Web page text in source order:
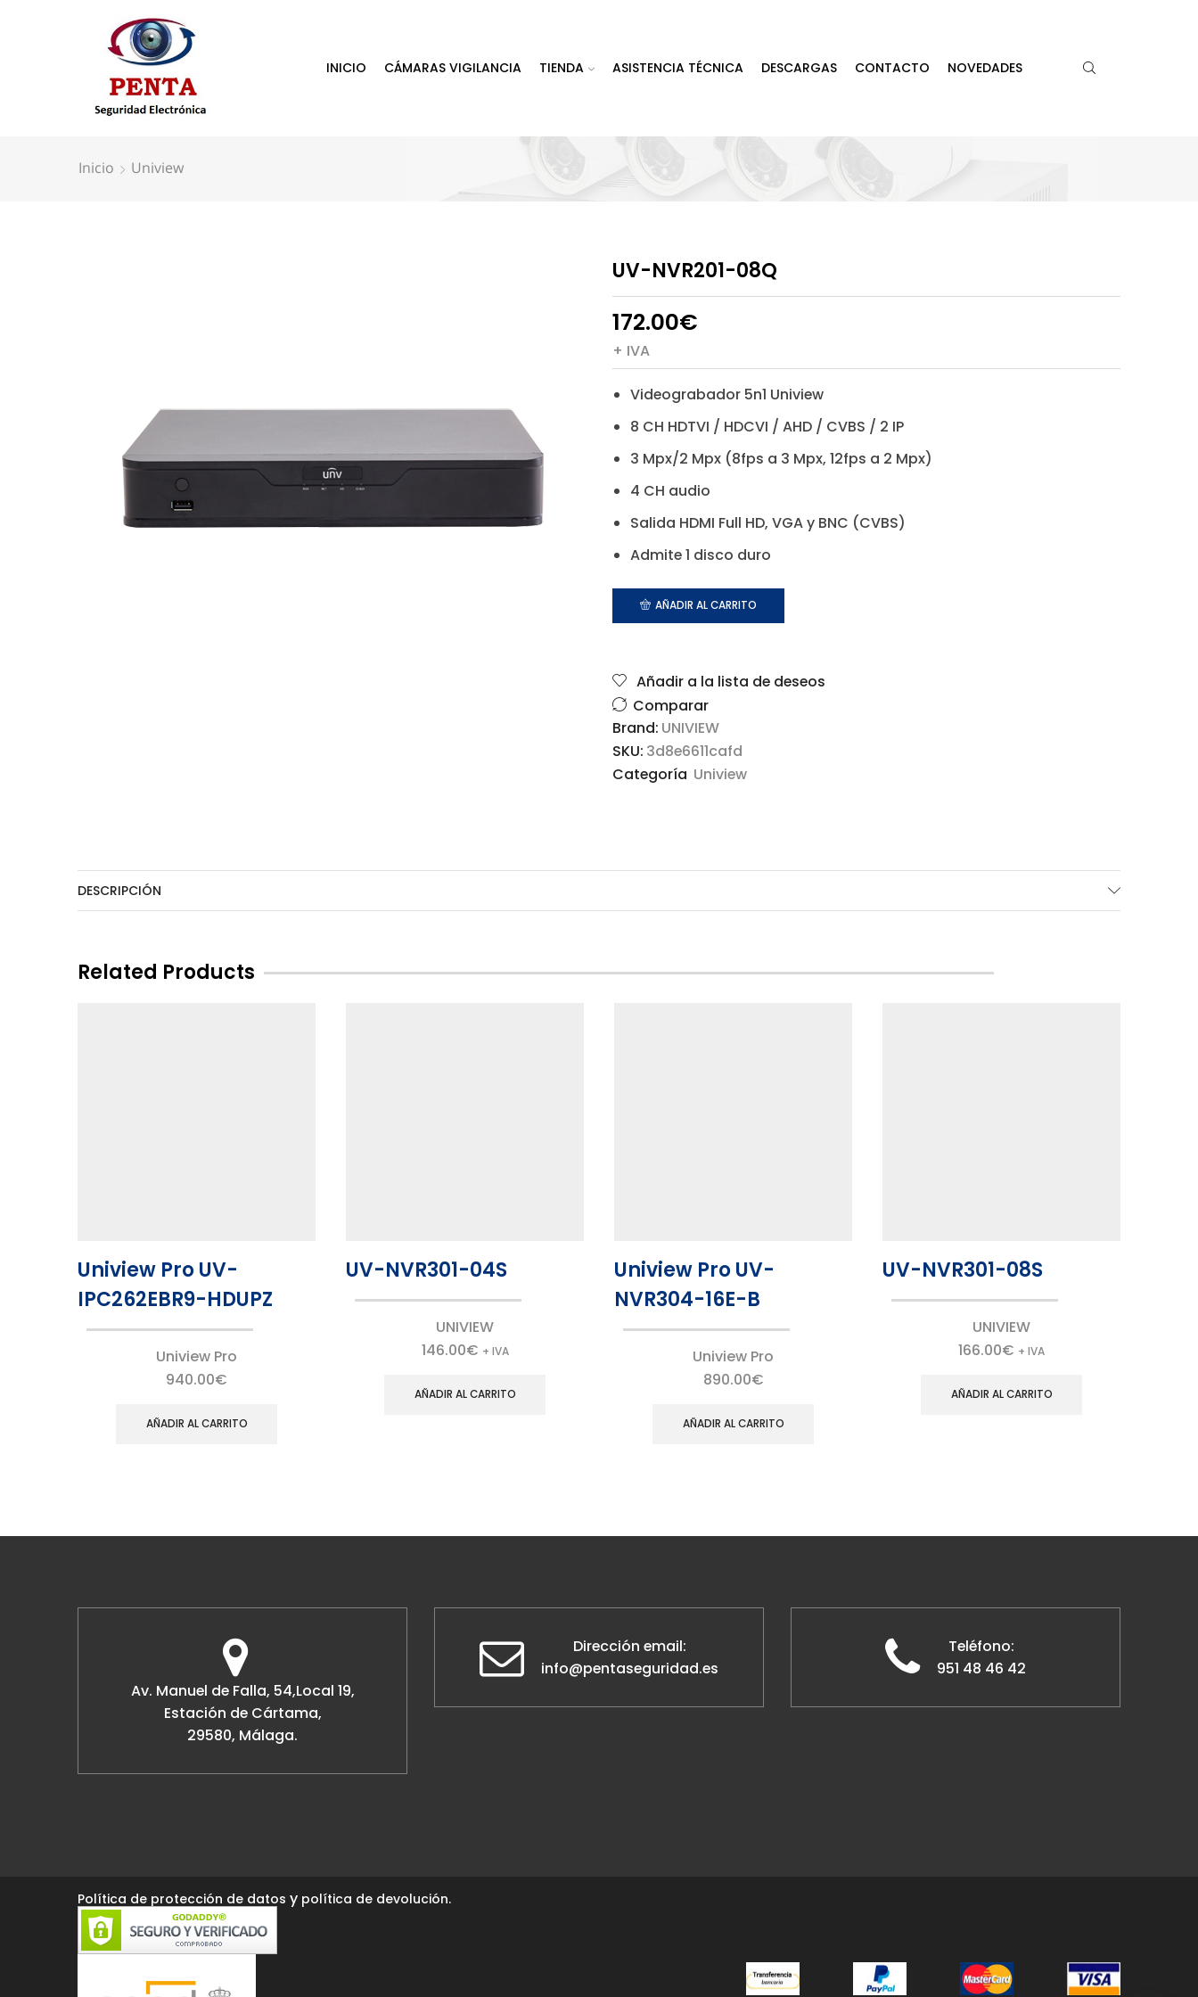
INICIO CÁMARAS VIGILANCIA TIENDA ASISTENCIA TÉCNICA DESCARGAS CONTACTO NOVEDADES
Inicio Uniview
UV-NVR201-08Q
172.00€
+ IVA
Videograbador 5n1 Uniview
8 CH HDTVI / HDCVI / AHD / CVBS / 2 IP
3 Mpx/2 Mpx (8fps a 3 Mpx, 12fps a 2 Mpx)
4 CH audio
Salida HDMI Full HD, VGA y BNC (CVBS)
Admite 1 disco duro
AÑADIR AL CARRITO
Añadir a la lista de deseos
Comparar
Brand: UNIVIEW
SKU: 3d8e6611cafd
Categoría Uniview
DESCRIPCIÓN
Related Products
Uniview Pro UV-
IPC262EBR9-HDUPZ
Uniview Pro
940.00€
AÑADIR AL CARRITO
UV-NVR301-04S
UNIVIEW
146.00€ + IVA
AÑADIR AL CARRITO
Uniview Pro UV-
NVR304-16E-B
Uniview Pro
890.00€
AÑADIR AL CARRITO
UV-NVR301-08S
UNIVIEW
166.00€ + IVA
AÑADIR AL CARRITO
Av. Manuel de Falla, 54,Local 19,
Estación de Cártama,
29580, Málaga.
Dirección email:
info@pentaseguridad.es
Teléfono:
951 48 46 42
Política de protección de datos y política de devolución.